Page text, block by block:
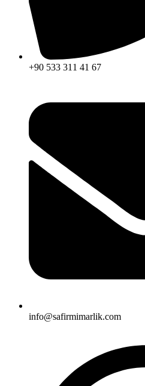
+90 533 311 41 67
info@safirmimarlik.com